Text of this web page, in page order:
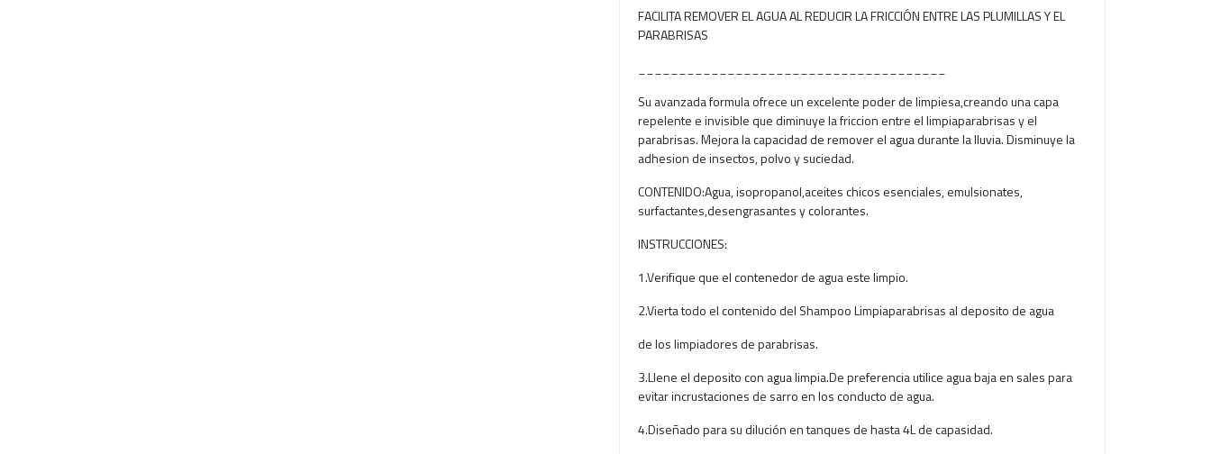
FACILITA REMOVER EL AGUA AL REDUCIR LA FRICCIÓN ENTRE LAS PLUMILLAS Y EL
PARABRISAS
Su avanzada formula ofrece un excelente poder de limpiesa,creando una capa
repelente e invisible que diminuye la friccion entre el limpiaparabrisas y el
parabrisas. Mejora la capacidad de remover el agua durante la lluvia. Disminuye la
adhesion de insectos, polvo y suciedad.
CONTENIDO:Agua, isopropanol,aceites chicos esenciales, emulsionates,
surfactantes,desengrasantes y colorantes.
INSTRUCCIONES:
1.Verifique que el contenedor de agua este limpio.
2.Vierta todo el contenido del Shampoo Limpiaparabrisas al deposito de agua
de los limpiadores de parabrisas.
3.Llene el deposito con agua limpia.De preferencia utilice agua baja en sales para
evitar incrustaciones de sarro en los conducto de agua.
4.Diseñado para su dilución en tanques de hasta 4L de capasidad.